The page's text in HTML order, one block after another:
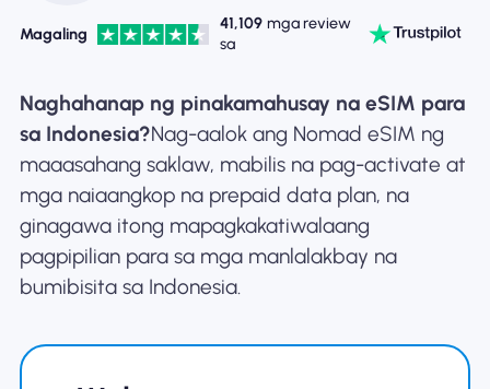
Mga Plano sa Tindahan
Tungkol sa eSIM
Bakit Nomad ESIM
Magaling
41,109 mga review
sa
Naghahanap ng pinakamahusay na eSIM para
sa Indonesia?Nag-aalok ang Nomad eSIM ng
maaasahang saklaw, mabilis na pag-activate at
mga naiaangkop na prepaid data plan, na
ginagawa itong mapagkakatiwalaang
pagpipilian para sa mga manlalakbay na
bumibisita sa Indonesia.